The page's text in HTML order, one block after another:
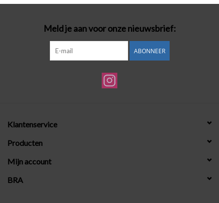
Badmode
Lingerie-accessoires
Cadeaubonnen
Meld je aan voor onze nieuwsbrief:
ABONNEER
Klantenservice
Producten
Mijn account
BRA